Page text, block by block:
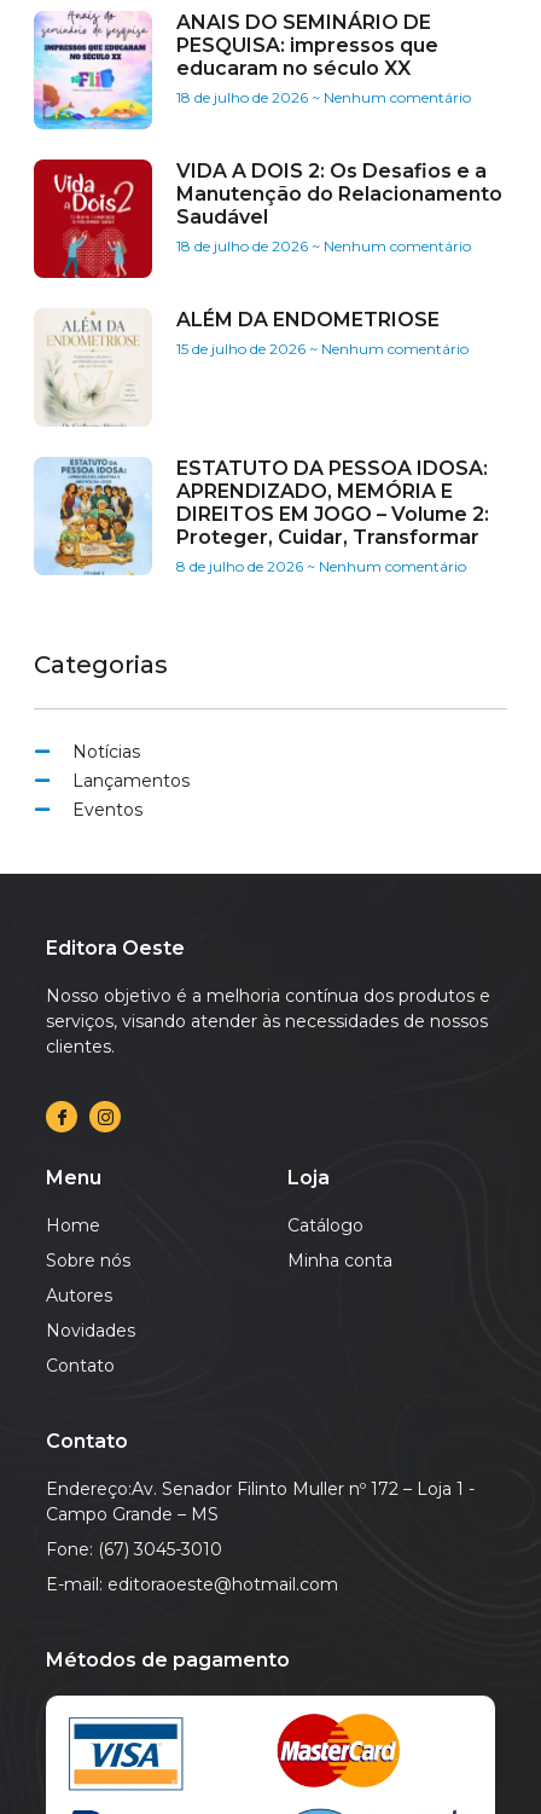
ANAIS DO SEMINÁRIO DE
PESQUISA: impressos que
educaram no século XX
18 de julho de 2026 Nenhum comentário
VIDA A DOIS 2: Os Desafios e a
Manutenção do Relacionamento
Saudável
18 de julho de 2026 Nenhum comentário
ALÉM DA ENDOMETRIOSE
15 de julho de 2026 Nenhum comentário
ESTATUTO DA PESSOA IDOSA:
APRENDIZADO, MEMÓRIA E
DIREITOS EM JOGO – Volume 2:
Proteger, Cuidar, Transformar
8 de julho de 2026 Nenhum comentário
Categorias
Notícias
Lançamentos
Eventos
Editora Oeste
Nosso objetivo é a melhoria contínua dos produtos e
serviços, visando atender às necessidades de nossos
clientes.
Menu
Home
Sobre nós
Autores
Novidades
Contato
Loja
Catálogo
Minha conta
Contato
Endereço:Av. Senador Filinto Muller nº 172 – Loja 1 -
Campo Grande – MS
Fone: (67) 3045-3010
E-mail: editoraoeste@hotmail.com
Métodos de pagamento